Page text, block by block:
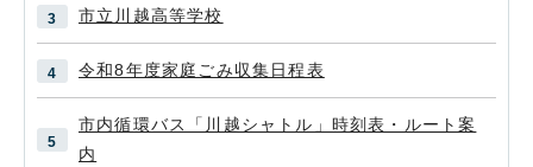
市立川越高等学校
令和8年度家庭ごみ収集日程表
市内循環バス「川越シャトル」時刻表・ルート案
内